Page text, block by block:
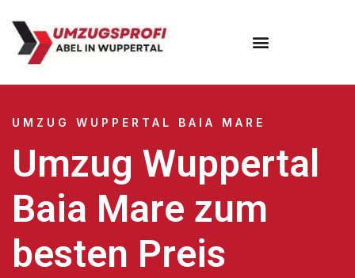
UMZUG WUPPERTAL BAIA MARE
Umzug Wuppertal
Baia Mare zum
besten Preis